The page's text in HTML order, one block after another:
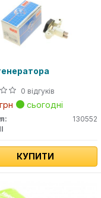
0 відгуків
грн сьогодні
130552
КУПИТИ